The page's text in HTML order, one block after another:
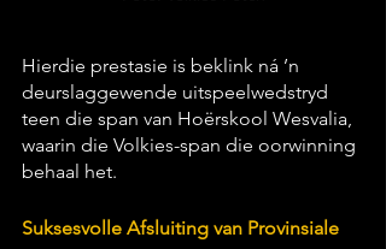
Hierdie prestasie is beklink ná ’n
deurslaggewende uitspeelwedstryd
teen die span van Hoërskool Wesvalia,
waarin die Volkies-span die oorwinning
behaal het.
Suksesvolle Afsluiting van Provinsiale